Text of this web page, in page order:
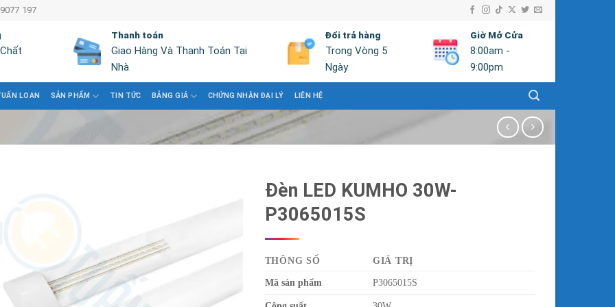
197
Thanh toán
Giao Hàng Và Thanh Toán Tại
Nhà
Đổi trả hàng
Trong Vòng 5
Ngày
Giờ Mở Cửa
8:00am -
9:00pm
LOAN SẢN PHẨM TIN TỨC BẢNG GIÁ CHỨNG NHẬN ĐẠI LÝ LIÊN HỆ
Đèn LED KUMHO 30W-
P3065015S
THÔNG SỐ
GIÁ TRỊ
Mã sản phẩm
P3065015S